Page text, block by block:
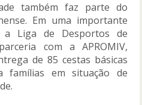
também faz parte do
Em uma importante
a Liga de Desportos de
com a APROMIV,
de 85 cestas básicas
famílias em situação de